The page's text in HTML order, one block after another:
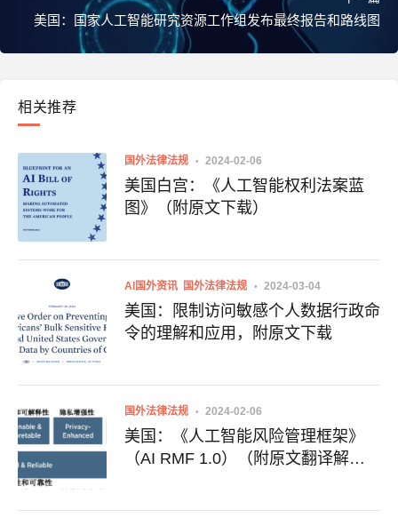
美国：国家人工智能研究资源工作组发布最终报告和路线图
相关推荐
国外法律法规 2024-02-06
美国白宫：《人工智能权利法案蓝
图》（附原文下载）
AI国外资讯 国外法律法规 2024-03-04
美国：限制访问敏感个人数据行政命
令的理解和应用，附原文下载
国外法律法规 2024-02-06
美国：《人工智能风险管理框架》
（AI RMF 1.0）（附原文翻译解